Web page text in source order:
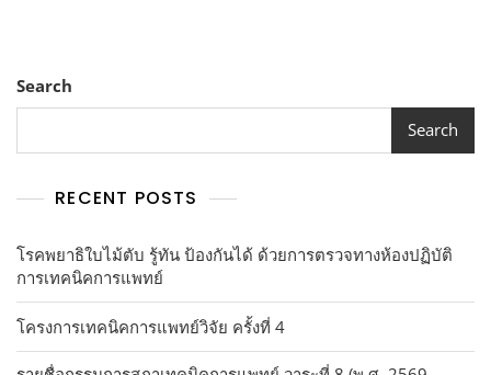
Search
Search
RECENT POSTS
โรคพยาธิใบไม้ตับ รู้ทัน ป้องกันได้ ด้วยการตรวจทางห้องปฏิบัติ
การเทคนิคการแพทย์
โครงการเทคนิคการแพทย์วิจัย ครั้งที่ 4